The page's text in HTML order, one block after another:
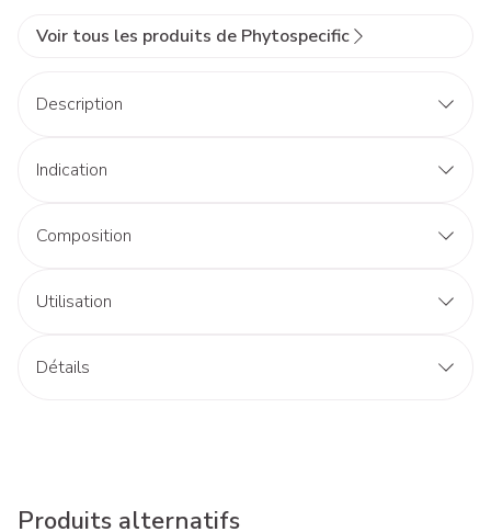
Voir tous les produits de Phytospecific
Description
Indication
Composition
Utilisation
Détails
Produits alternatifs